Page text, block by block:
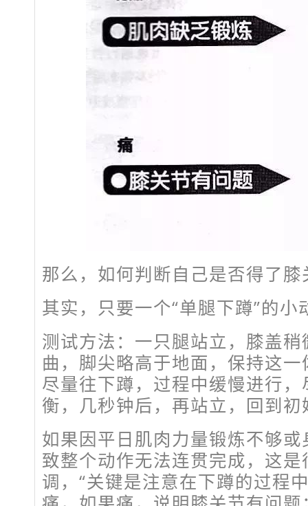
那么，如何判断自己是否得了
其实，只要一个“单腿下蹲”的小
测试方法：一只腿站立，膝盖
曲，脚尖略高于地面，保持这
尽量往下蹲，过程中缓慢进行
衡，几秒钟后，再站立，回到初
如果因平日肌肉力量锻炼不够
致整个动作无法连贯完成，这
调，“关键是注意在下蹲的过程